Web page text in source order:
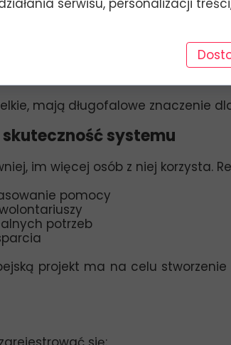
atmosferze
lokalnej społeczności
mają długofalowe znaczenie
systemu
im więcej osób z niej korzysta.
pomocy
potrzeb
projekt ma na celu